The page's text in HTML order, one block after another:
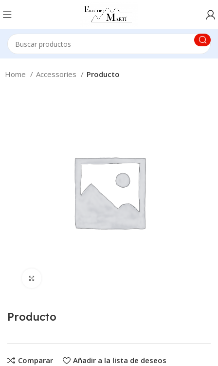
Home Accessories Producto
Producto
Comparar Añadir a la lista de deseos